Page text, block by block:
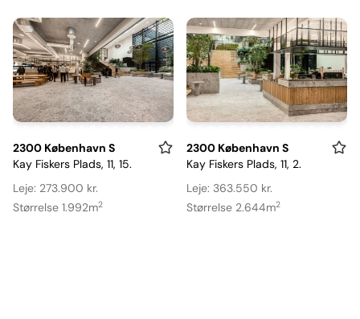
Item
1
of
19
2300 København S
Kay Fiskers Plads, 11, 15.
Leje: 273.900 kr.
Størrelse 1.992m2
Item
1
of
15
2300 København S
Kay Fiskers Plads, 11, 2.
Leje: 363.550 kr.
Størrelse 2.644m2